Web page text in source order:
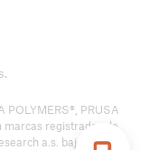
POLYMERS®, PRUSA
marcas registradas de
a.s. bajo licencia